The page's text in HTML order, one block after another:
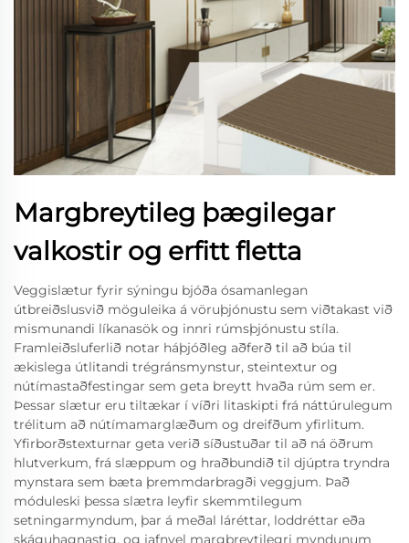
Margbreytileg þægilegar
valkostir og erfitt fletta
Veggislætur fyrir sýningu bjóða ósamanlegan
útbreiðslusvið möguleika á vöruþjónustu sem viðtakast við
mismunandi líkanasök og innri rúmsþjónustu stíla.
Framleiðsluferlið notar háþjóðleg aðferð til að búa til
ækislega útlitandi trégránsmynstur, steintextur og
nútímastaðfestingar sem geta breytt hvaða rúm sem er.
Þessar slætur eru tiltækar í víðri litaskipti frá náttúrulegum
trélitum að nútímamarglæðum og dreifðum yfirlitum.
Yfirborðstexturnar geta verið síðustuðar til að ná öðrum
hlutverkum, frá slæppum og hraðbundið til djúptra tryndra
mynstara sem bæta þremmdarbragði veggjum. Það
móduleski þessa slætra leyfir skemmtilegum
setningarmyndum, þar á meðal láréttar, loddréttar eða
skáguhagnastig, og jafnvel margbreytilegri myndunum